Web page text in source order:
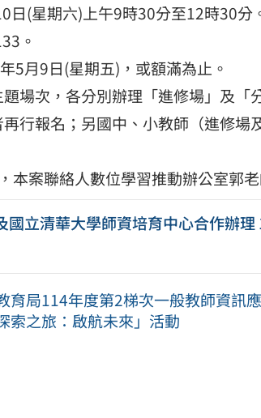
日(星期六)上午9時30分至12時30分
。
5月9日(星期五)，或額滿為止。
場次，各分別辦理「進修場」及「
行報名；另國中、小教師（進修場
本案聯絡人數位學習推動辦公室郭
國立清華大學師資培育中心合作辦
育局114年度第2梯次一般教師資訊
索之旅：啟航未來」活動